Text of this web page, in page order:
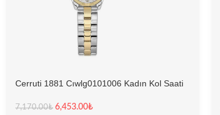
Cerruti 1881 Cıwlg0101006 Kadın Kol Saati
7,170.00₺ 6,453.00₺